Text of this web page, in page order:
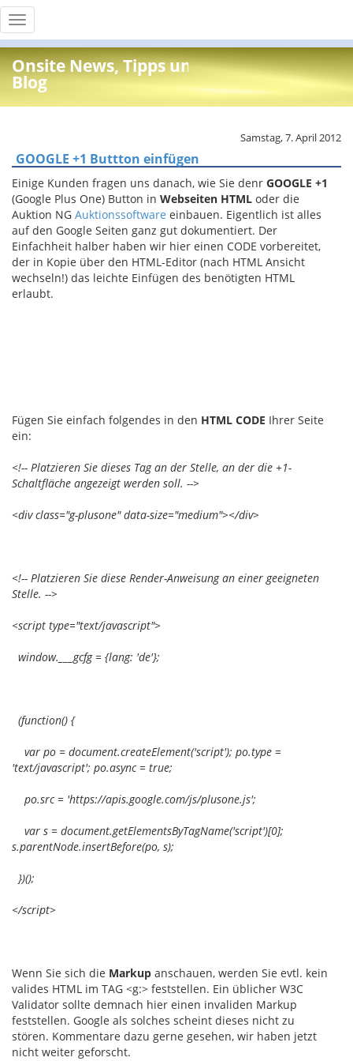
Toggle
navigation
Onsite News, Tipps und Info
Blog
Samstag, 7. April 2012
GOOGLE +1 Buttton einfügen
Einige Kunden fragen uns danach, wie Sie denr GOOGLE +1
(Google Plus One) Button in Webseiten HTML oder die
Auktion NG Auktionssoftware einbauen. Eigentlich ist alles
auf den Google Seiten ganz gut dokumentiert. Der
Einfachheit halber haben wir hier einen CODE vorbereitet,
der in Kopie über den HTML-Editor (nach HTML Ansicht
wechseln!) das leichte Einfügen des benötigten HTML
erlaubt.
Fügen Sie einfach folgendes in den HTML CODE Ihrer Seite
ein:
<!-- Platzieren Sie dieses Tag an der Stelle, an der die +1-
Schaltfläche angezeigt werden soll. -->
<div class="g-plusone" data-size="medium"></div>
<!-- Platzieren Sie diese Render-Anweisung an einer geeigneten
Stelle. -->
<script type="text/javascript">
window.___gcfg = {lang: 'de'};
(function() {
var po = document.createElement('script'); po.type =
'text/javascript'; po.async = true;
po.src = 'https://apis.google.com/js/plusone.js';
var s = document.getElementsByTagName('script')[0];
s.parentNode.insertBefore(po, s);
})();
</script>
Wenn Sie sich die Markup anschauen, werden Sie evtl. kein
valides HTML im TAG <g:> feststellen. Ein üblicher W3C
Validator sollte demnach hier einen invaliden Markup
feststellen. Google als solches scheint dieses nicht zu
stören. Kommentare dazu gerne gesehen, wir haben jetzt
nicht weiter geforscht.